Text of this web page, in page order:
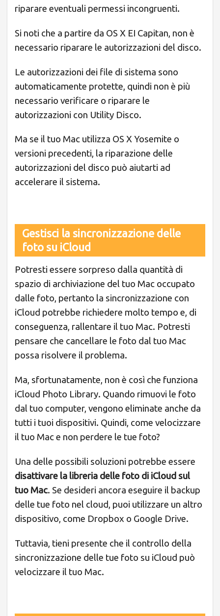
riparare eventuali permessi incongruenti.
Si noti che a partire da OS X EI Capitan, non è
necessario riparare le autorizzazioni del disco.
Le autorizzazioni dei file di sistema sono
automaticamente protette, quindi non è più
necessario verificare o riparare le
autorizzazioni con Utility Disco.
Ma se il tuo Mac utilizza OS X Yosemite o
versioni precedenti, la riparazione delle
autorizzazioni del disco può aiutarti ad
accelerare il sistema.
Gestisci la sincronizzazione delle
foto su iCloud
Potresti essere sorpreso dalla quantità di
spazio di archiviazione del tuo Mac occupato
dalle foto, pertanto la sincronizzazione con
iCloud potrebbe richiedere molto tempo e, di
conseguenza, rallentare il tuo Mac. Potresti
pensare che cancellare le foto dal tuo Mac
possa risolvere il problema.
Ma, sfortunatamente, non è così che funziona
iCloud Photo Library. Quando rimuovi le foto
dal tuo computer, vengono eliminate anche da
tutti i tuoi dispositivi. Quindi, come velocizzare
il tuo Mac e non perdere le tue foto?
Una delle possibili soluzioni potrebbe essere
disattivare la libreria delle foto di iCloud sul
tuo Mac. Se desideri ancora eseguire il backup
delle tue foto nel cloud, puoi utilizzare un altro
dispositivo, come Dropbox o Google Drive.
Tuttavia, tieni presente che il controllo della
sincronizzazione delle tue foto su iCloud può
velocizzare il tuo Mac.